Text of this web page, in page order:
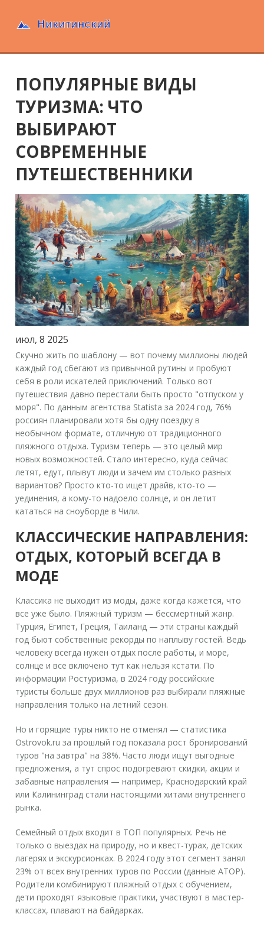
ПОПУЛЯРНЫЕ ВИДЫ
ТУРИЗМА: ЧТО
ВЫБИРАЮТ
СОВРЕМЕННЫЕ
ПУТЕШЕСТВЕННИКИ
июл, 8 2025
Скучно жить по шаблону — вот почему миллионы людей
каждый год сбегают из привычной рутины и пробуют
себя в роли искателей приключений. Только вот
путешествия давно перестали быть просто "отпуском у
моря". По данным агентства Statista за 2024 год, 76%
россиян планировали хотя бы одну поездку в
необычном формате, отличную от традиционного
пляжного отдыха. Туризм теперь — это целый мир
новых возможностей. Стало интересно, куда сейчас
летят, едут, плывут люди и зачем им столько разных
вариантов? Просто кто-то ищет драйв, кто-то —
уединения, а кому-то надоело солнце, и он летит
кататься на сноуборде в Чили.
КЛАССИЧЕСКИЕ НАПРАВЛЕНИЯ:
ОТДЫХ, КОТОРЫЙ ВСЕГДА В
МОДЕ
Классика не выходит из моды, даже когда кажется, что
все уже было. Пляжный туризм — бессмертный жанр.
Турция, Египет, Греция, Таиланд — эти страны каждый
год бьют собственные рекорды по наплыву гостей. Ведь
человеку всегда нужен отдых после работы, и море,
солнце и все включено тут как нельзя кстати. По
информации Ростуризма, в 2024 году российские
туристы больше двух миллионов раз выбирали пляжные
направления только на летний сезон.
Но и горящие туры никто не отменял — статистика
Ostrovok.ru за прошлый год показала рост бронирований
туров "на завтра" на 38%. Часто люди ищут выгодные
предложения, а тут спрос подогревают скидки, акции и
забавные направления — например, Краснодарский край
или Калининград стали настоящими хитами внутреннего
рынка.
Семейный отдых входит в ТОП популярных. Речь не
только о выездах на природу, но и квест-турах, детских
лагерях и экскурсионках. В 2024 году этот сегмент занял
23% от всех внутренних туров по России (данные АТОР).
Родители комбинируют пляжный отдых с обучением,
дети проходят языковые практики, участвуют в мастер-
классах, плавают на байдарках.